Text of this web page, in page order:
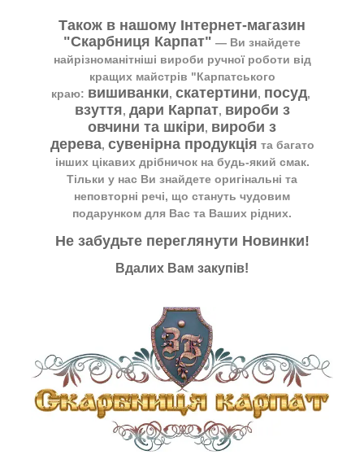
Також в нашому Інтернет-магазин
"Скарбниця Карпат" ― Ви знайдете
найрізноманітніші вироби ручної роботи від
кращих майстрів "Карпатського
краю: вишиванки, скатертини, посуд,
взуття, дари Карпат, вироби з
овчини та шкіри, вироби з
дерева, сувенірна продукція та багато
інших цікавих дрібничок на будь-який смак.
Тільки у нас Ви знайдете оригінальні та
неповторні речі, що стануть чудовим
подарунком для Вас та Ваших рідних.
Не забудьте переглянути Новинки!
Вдалих Вам закупів!